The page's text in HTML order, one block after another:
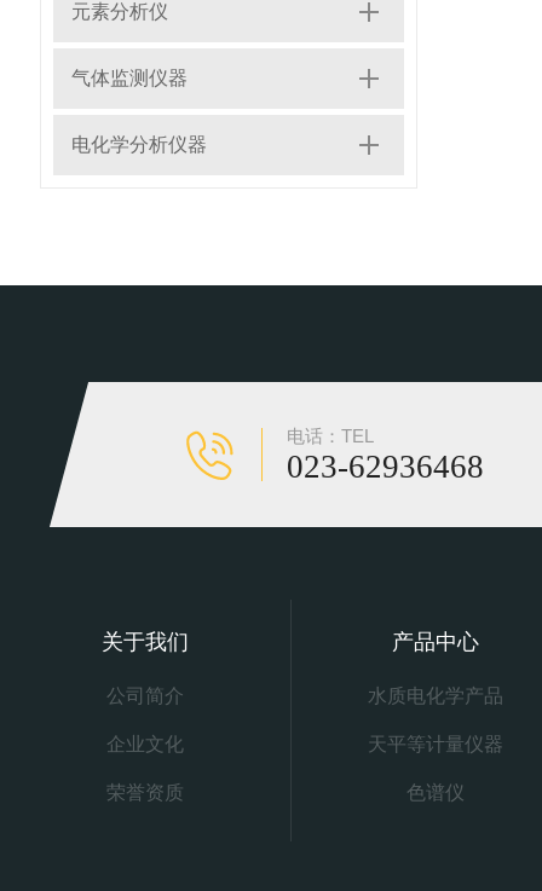
元素分析仪
气体监测仪器
电化学分析仪器
电话：TEL
023-62936468
关于我们
公司简介
企业文化
荣誉资质
产品中心
水质电化学产品
天平等计量仪器
色谱仪